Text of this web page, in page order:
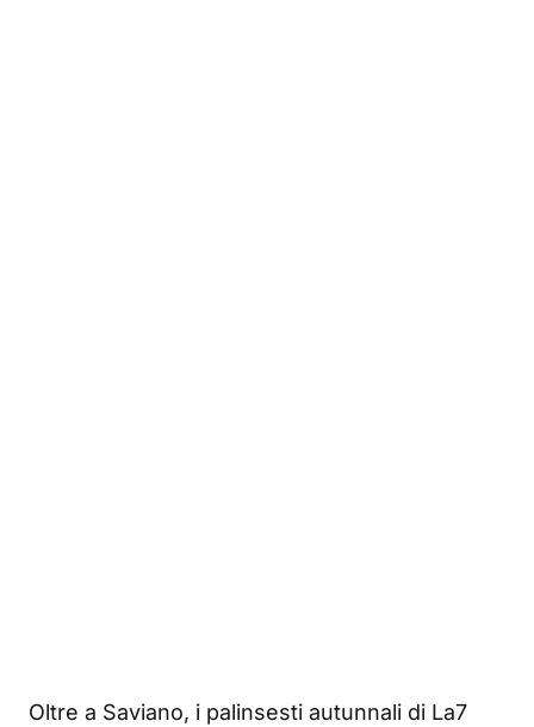
Oltre a Saviano, i palinsesti autunnali di La7